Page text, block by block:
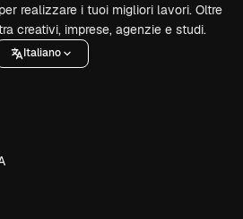
realizzare i tuoi migliori lavori. Oltre
creativi, imprese, agenzie e studi.
Italiano